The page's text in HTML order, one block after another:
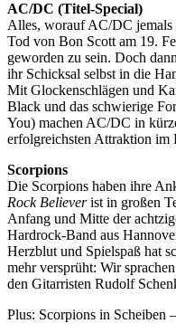
AC/DC (Titel-Special)
Alles, worauf AC/DC jemals
Tod von Bon Scott am 19.
geworden zu sein. Doch
ihr Schicksal selbst in die
Mit Glockenschlägen und
Black und das schwierige
You) machen AC/DC in
erfolgreichsten Attraktion im
Scorpions
Die Scorpions haben ihre
Rock Believerist in großen
Anfang und Mitte der
Hardrock-Band aus
Herzblut und Spielspaß hat
mehr versprüht: Wir
den Gitarristen Rudolf
Plus: Scorpions in Scheiben